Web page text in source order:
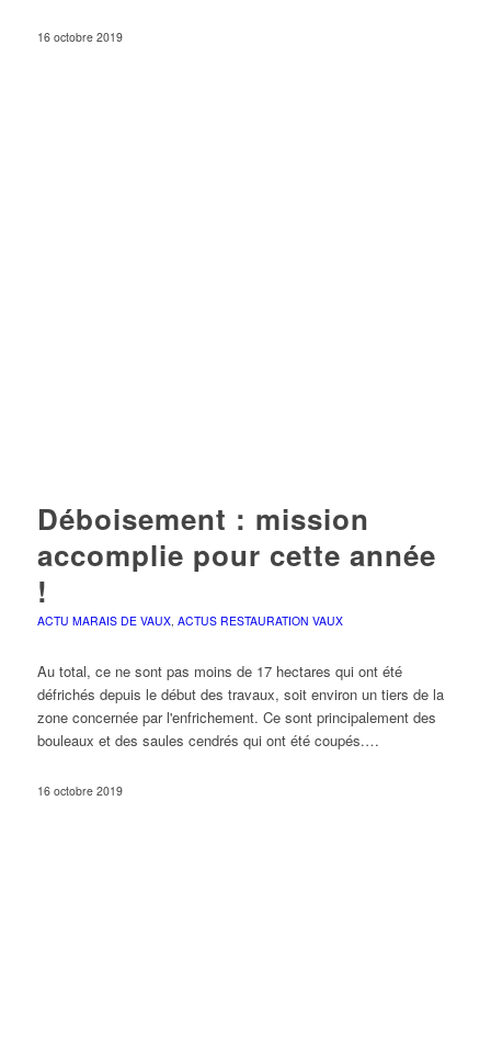
16 octobre 2019
Déboisement : mission
accomplie pour cette année
!
ACTU MARAIS DE VAUX, ACTUS RESTAURATION VAUX
Au total, ce ne sont pas moins de 17 hectares qui ont été
défrichés depuis le début des travaux, soit environ un tiers de la
zone concernée par l'enfrichement. Ce sont principalement des
bouleaux et des saules cendrés qui ont été coupés.…
16 octobre 2019